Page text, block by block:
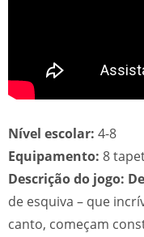
Nível escolar: 4-8
Equipamento: 8
Descrição do jogo:
de esquiva – que
canto, começam